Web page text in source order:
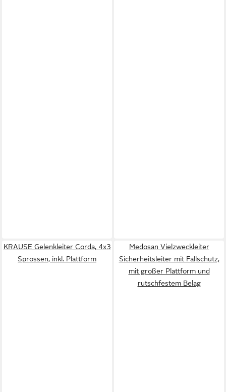
KRAUSE Gelenkleiter Corda, 4x3
Sprossen, inkl. Plattform
Medosan Vielzweckleiter
Sicherheitsleiter mit Fallschutz,
mit großer Plattform und
rutschfestem Belag